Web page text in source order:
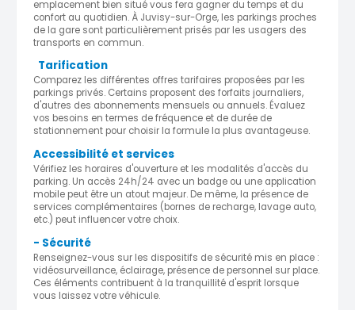
emplacement bien situé vous fera gagner du temps et du
confort au quotidien. À Juvisy-sur-Orge, les parkings proches
de la gare sont particulièrement prisés par les usagers des
transports en commun.
Tarification
Comparez les différentes offres tarifaires proposées par les
parkings privés. Certains proposent des forfaits journaliers,
d'autres des abonnements mensuels ou annuels. Évaluez
vos besoins en termes de fréquence et de durée de
stationnement pour choisir la formule la plus avantageuse.
Accessibilité et services
Vérifiez les horaires d'ouverture et les modalités d'accès du
parking. Un accès 24h/24 avec un badge ou une application
mobile peut être un atout majeur. De même, la présence de
services complémentaires (bornes de recharge, lavage auto,
etc.) peut influencer votre choix.
- Sécurité
Renseignez-vous sur les dispositifs de sécurité mis en place :
vidéosurveillance, éclairage, présence de personnel sur place.
Ces éléments contribuent à la tranquillité d'esprit lorsque
vous laissez votre véhicule.